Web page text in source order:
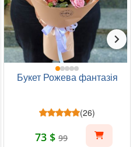
Букет Рожева фантазія
(26)
73 $ 99